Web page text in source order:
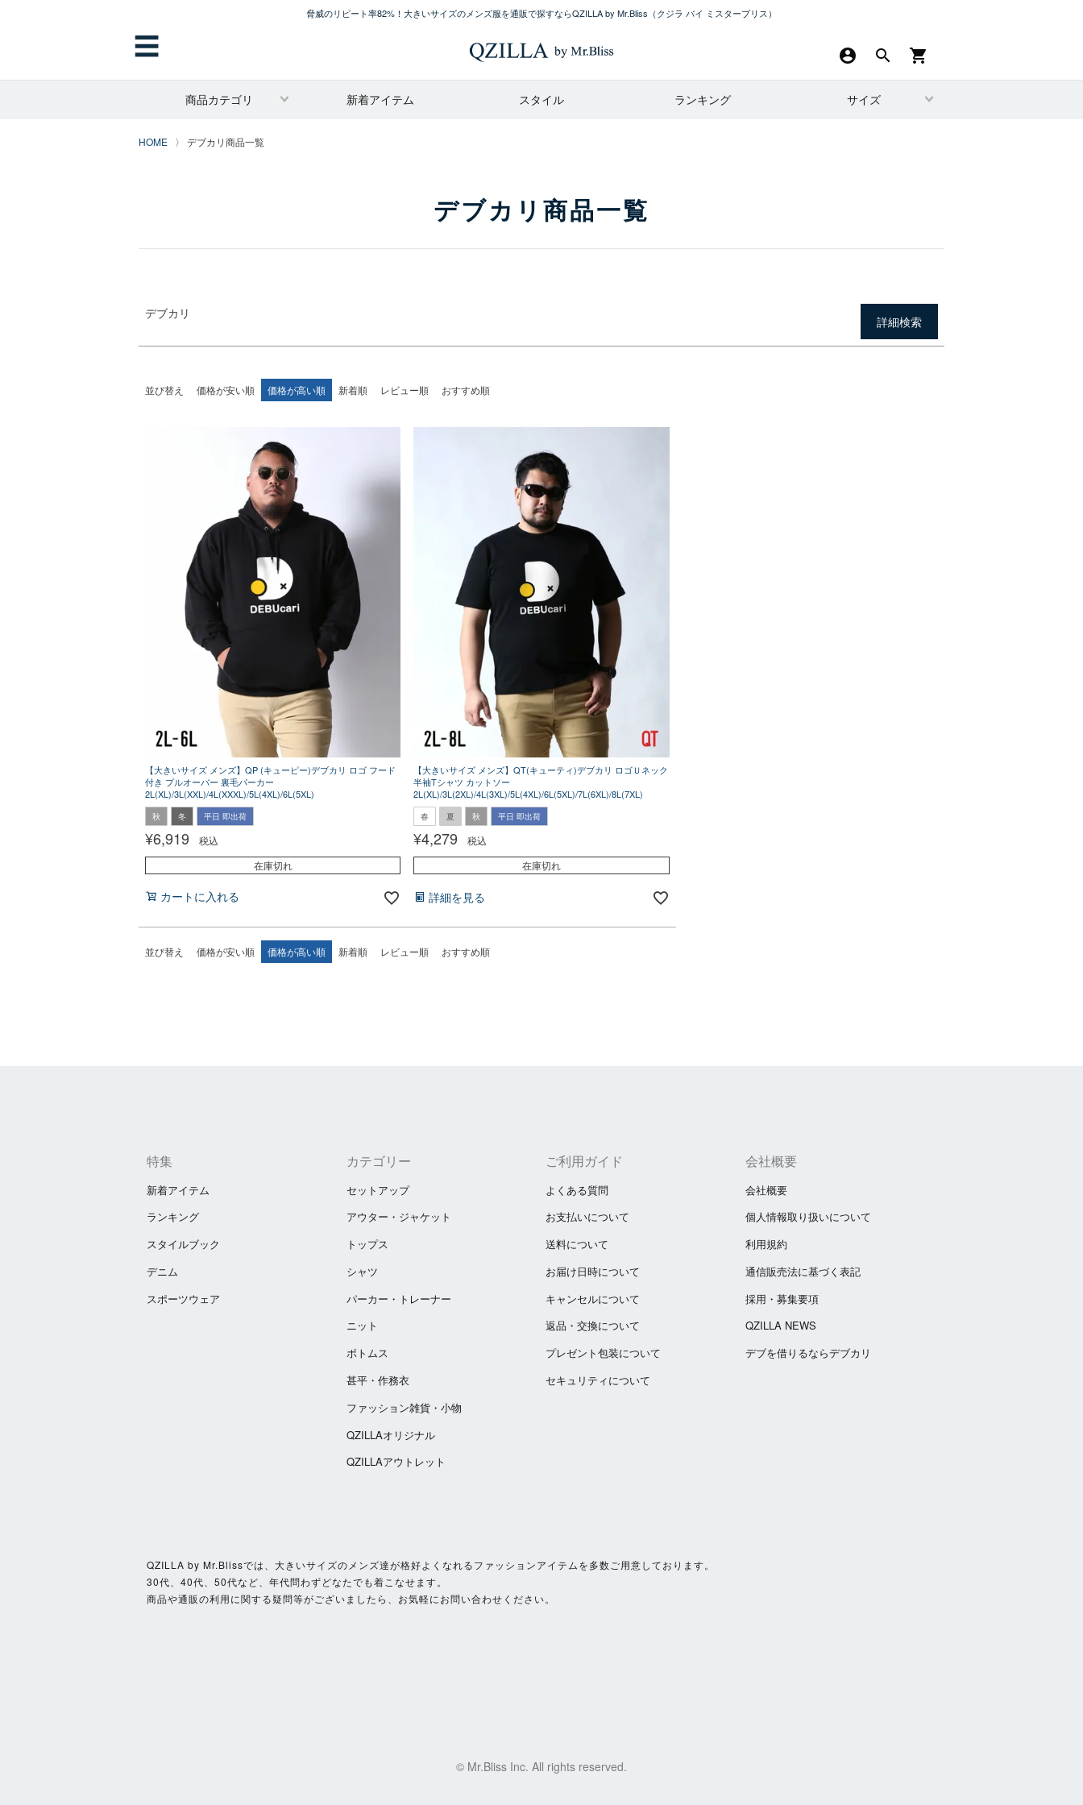
脅威のリピート率82%！大きいサイズのメンズ服を通販で探すならQZILLA by Mr.Bliss （クジラ バイ ミスターブリス）
☰ shopping_cart
search
account_circle
商品カテゴリ 新着アイテム スタイル ランキング サイズ
HOME デブカリ商品一覧
デブカリ商品一覧
デブカリ
詳細検索
4L
7L
レビュー順
ブルー
イエロー
並び替え 価格が安い順 価格が高い順 新着順 レビュー順 おすすめ順
【大きいサイズ メンズ】QP (キューピー)デブカリ ロゴ フード
付き プルオーバー 裏毛パーカー
2L(XL)/3L(XXL)/4L(XXXL)/5L(4XL)/6L(5XL)
秋 冬 平日 即出荷
¥6,919
税込
在庫切れ
カートに入れる
【大きいサイズ メンズ】QT(キューティ)デブカリ ロゴＵネック
半袖Tシャツ カットソー
2L(XL)/3L(2XL)/4L(3XL)/5L(4XL)/6L(5XL)/7L(6XL)/8L(7XL)
春 夏 秋 平日 即出荷
¥4,279
税込
在庫切れ
詳細を見る
並び替え 価格が安い順 価格が高い順 新着順 レビュー順 おすすめ順
特集
新着アイテム
ランキング
スタイルブック
デニム
スポーツウェア
カテゴリー
セットアップ
アウター・ジャケット
トップス
シャツ
パーカー・トレーナー
ニット
ボトムス
甚平・作務衣
ファッション雑貨・小物
QZILLAオリジナル
QZILLAアウトレット
ご利用ガイド
よくある質問
お支払いについて
送料について
お届け日時について
キャンセルについて
返品・交換について
プレゼント包装について
セキュリティについて
会社概要
会社概要
個人情報取り扱いについて
利用規約
通信販売法に基づく表記
採用・募集要項
QZILLA NEWS
​デブを借りるならデブカリ
QZILLA by Mr.Blissでは、大きいサイズのメンズ達が格好よくなれるファッションアイテムを多数ご用意しております。
30代、40代、50代など、年代問わずどなたでも着こなせます。
商品や通販の利用に関する疑問等がございましたら、お気軽にお問い合わせください。
© Mr.Bliss Inc. All rights reserved.